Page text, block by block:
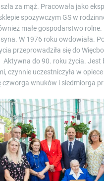
za mąż. Pracowała jako
spożywczym GS w
małe gospodarstwo rolne.
W 1976 roku owdowiała.
przeprowadziła się do
Aktywna do 90. roku życia. Jest
czynnie uczestniczyła w
czworga wnuków i siedmiorga